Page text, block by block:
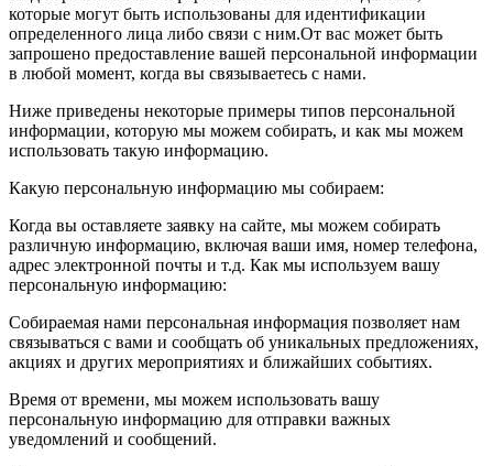
которые могут быть использованы для идентификации
определенного лица либо связи с ним.От вас может быть
запрошено предоставление вашей персональной информации
в любой момент, когда вы связываетесь с нами.
Ниже приведены некоторые примеры типов персональной
информации, которую мы можем собирать, и как мы можем
использовать такую информацию.
Какую персональную информацию мы собираем:
Когда вы оставляете заявку на сайте, мы можем собирать
различную информацию, включая ваши имя, номер телефона,
адрес электронной почты и т.д. Как мы используем вашу
персональную информацию:
Собираемая нами персональная информация позволяет нам
связываться с вами и сообщать об уникальных предложениях,
акциях и других мероприятиях и ближайших событиях.
Время от времени, мы можем использовать вашу
персональную информацию для отправки важных
уведомлений и сообщений.